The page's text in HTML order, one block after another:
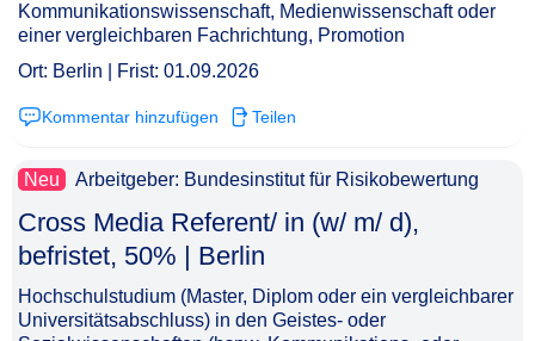
Kommunikationswissenschaft, Medienwissenschaft oder
einer vergleichbaren Fachrichtung, Promotion
Ort: Berlin | Frist: 01.09.2026
Kommentar hinzufügen Teilen
Neu Arbeitgeber: Bundesinstitut für Risikobewertung
Cross Media Referent/ in (w/ m/ d),
befristet, 50% | Berlin​‌‌‌‌​‌​‌‌‌‌‌​‌​‌​​
Hochschulstudium (Master, Diplom oder ein vergleichbarer
Universitätsabschluss) in den Geistes- oder